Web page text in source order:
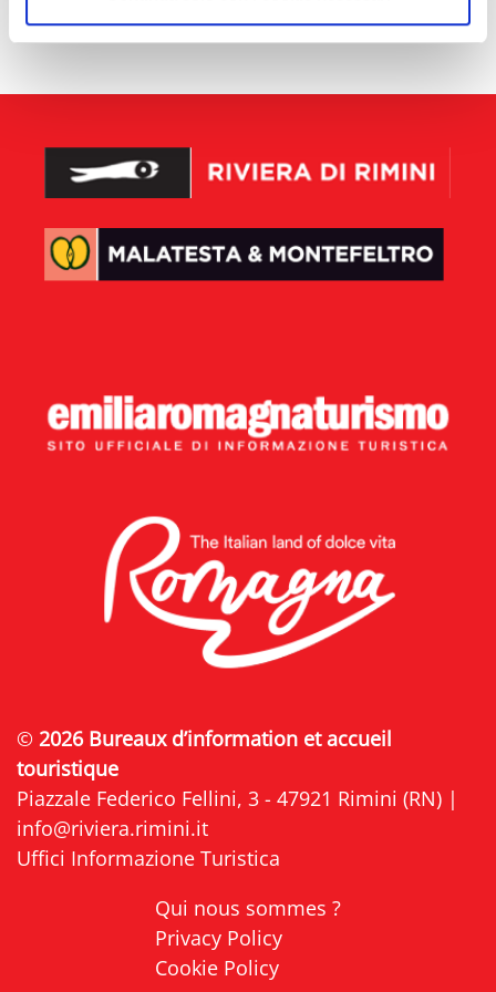
aucun résultat disponible
© 2026 Bureaux d’information et accueil
touristique
Piazzale Federico Fellini, 3 - 47921 Rimini (RN) |
info@riviera.rimini.it
Uffici Informazione Turistica
Qui nous sommes ?
Privacy Policy
Cookie Policy